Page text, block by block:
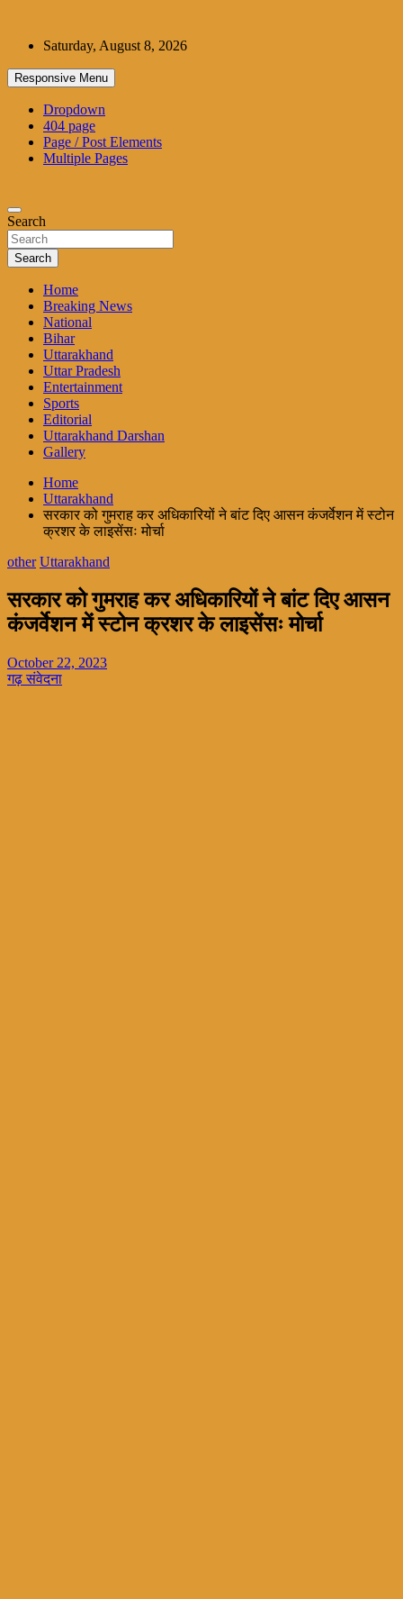
contentSaturday, August 8, 2026
Responsive Menu
Dropdown
404 page
Page / Post Elements
Multiple Pages
Search
Search
Home
Breaking News
National
Bihar
Uttarakhand
Uttar Pradesh
Entertainment
Sports
Editorial
Uttarakhand Darshan
Gallery
Home
Uttarakhand
सरकार को गुमराह कर अधिकारियों ने बांट दिए आसन कंजर्वेशन में स्टोन
क्रशर के लाइसेंसः मोर्चा
other Uttarakhand
सरकार को गुमराह कर अधिकारियों ने बांट दिए आसन
कंजर्वेशन में स्टोन क्रशर के लाइसेंसः मोर्चा
October 22, 2023
गढ़ संवेदना